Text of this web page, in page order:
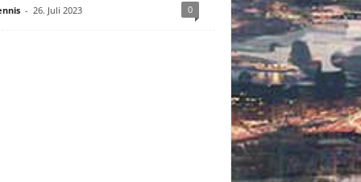
- 26. Juli 2023 0